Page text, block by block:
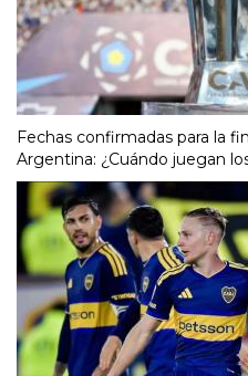
Fechas confirmadas para la
Argentina: ¿Cuándo juegan